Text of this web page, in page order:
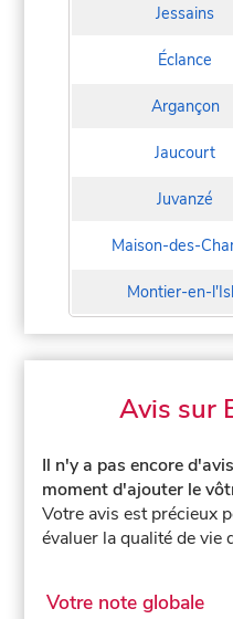
Jessains
Éclance
Argançon
Jaucourt
Juvanzé
Maison-des-
Montier-en-
Avis sur
Il n'y a pas encore
moment d'ajouter le
Votre avis est précieux
évaluer la qualité de vie
Votre note globale